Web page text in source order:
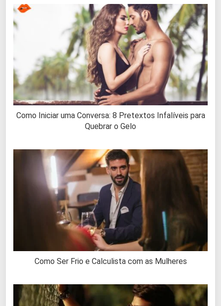
Como Iniciar uma Conversa: 8 Pretextos Infalíveis para
Quebrar o Gelo
Como Ser Frio e Calculista com as Mulheres